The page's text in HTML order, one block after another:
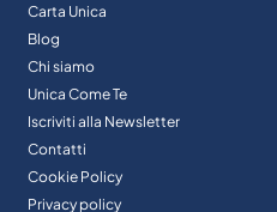
Carta Unica
Blog
Chi siamo
Unica Come Te
Iscriviti alla Newsletter
Contatti
Cookie Policy
Privacy policy